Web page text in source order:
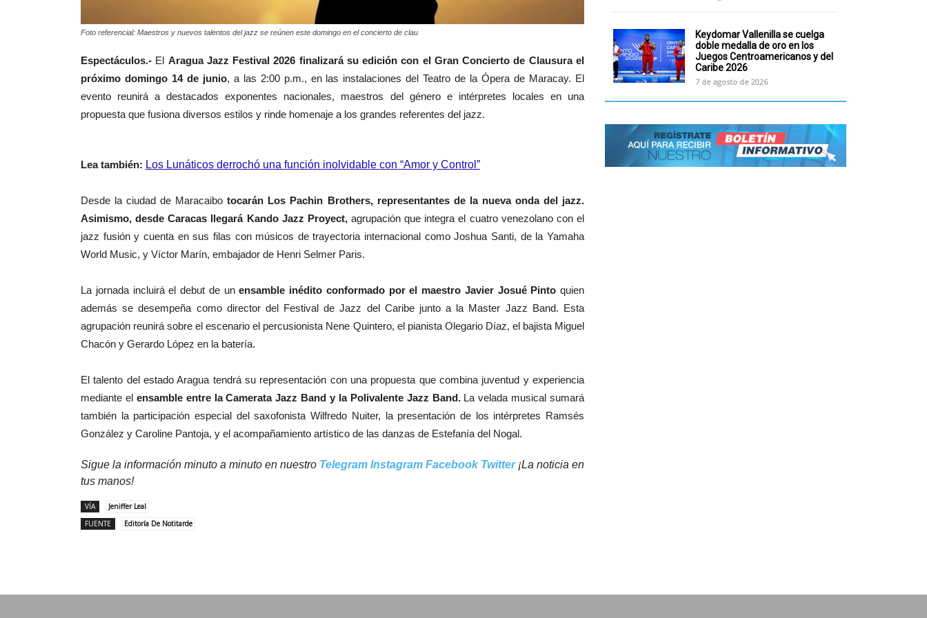
Foto referencial: Maestros y nuevos talentos del jazz se reúnen este domingo en el concierto de clau
Espectáculos.- El Aragua Jazz Festival 2026 finalizará su edición con el Gran Concierto de Clausura el
próximo domingo 14 de junio, a las 2:00 p.m., en las instalaciones del Teatro de la Ópera de Maracay. El
evento reunirá a destacados exponentes nacionales, maestros del género e intérpretes locales en una
propuesta que fusiona diversos estilos y rinde homenaje a los grandes referentes del jazz.
Lea también: Los Lunáticos derrochó una función inolvidable con “Amor y Control”
Desde la ciudad de Maracaibotocarán Los Pachin Brothers, representantes de la nueva onda del jazz.
Asimismo, desde Caracas llegará Kando Jazz Proyect,agrupación que integra el cuatro venezolano con el
jazz fusión y cuenta en sus filas con músicos de trayectoria internacional como Joshua Santi, de la Yamaha
World Music, y Víctor Marín, embajador de Henri Selmer Paris.
La jornada incluirá el debut de unensamble inédito conformado por el maestro Javier Josué Pinto quien
además se desempeña como director del Festival de Jazz del Caribe junto a la Master Jazz Band. Esta
agrupación reunirá sobre el escenario el percusionista Nene Quintero, el pianista Olegario Díaz, el bajista Miguel
Chacón y Gerardo López en la batería.
El talento del estado Aragua tendrá su representación con una propuesta que combina juventud y experiencia
mediante el ensamble entre la Camerata Jazz Band y la Polivalente Jazz Band.La velada musical sumará
también la participación especial del saxofonista Wilfredo Nuiter, la presentación de los intérpretes Ramsés
González y Caroline Pantoja, y el acompañamiento artístico de las danzas de Estefanía del Nogal.
Sigue la información minuto a minuto en nuestro Telegram Instagram Facebook Twitter¡La noticia en
tus manos!
VÍA
Jeniffer Leal
FUENTE
Editoría De Notitarde
Keydomar Vallenilla se cuelga
doble medalla de oro en los
Juegos Centroamericanos y del
Caribe 2026
7 de agosto de 2026